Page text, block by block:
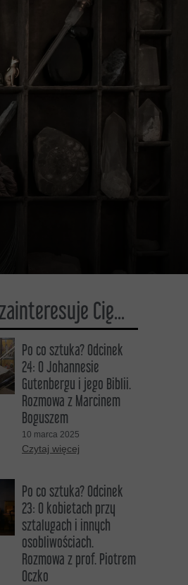
Po co sztuka? Odcinek
24: O Johannesie
Gutenbergu i jego Biblii.
Rozmowa z Marcinem
Boguszem
10 marca 2025
Czytaj więcej
Po co sztuka? Odcinek
23: O kobietach przy
sztalugach i innych
osobliwościach.
Rozmowa z prof. Piotrem
Oczko
Cię...